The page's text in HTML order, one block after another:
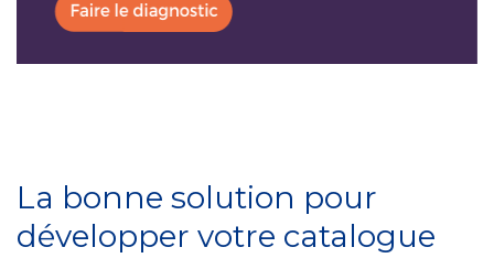
La bonne solution pour
développer votre catalogue